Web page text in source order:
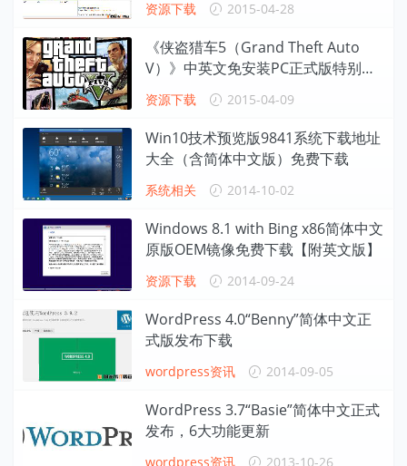
资源下载 2015-04-28
《侠盗猎车5（Grand Theft Auto
V）》中英文免安装PC正式版特别版
注册机[TW/EN][60G]免费下载
资源下载 2015-04-09
Win10技术预览版9841系统下载地址
大全（含简体中文版）免费下载
系统相关 2014-10-02
Windows 8.1 with Bing x86简体中文
原版OEM镜像免费下载【附英文版】
资源下载 2014-09-24
WordPress 4.0“Benny”简体中文正
式版发布下载
wordpress资讯 2014-09-05
WordPress 3.7“Basie”简体中文正式
发布，6大功能更新
wordpress资讯 2013-10-26